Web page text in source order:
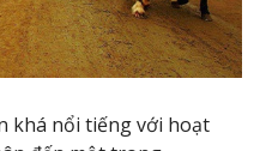
khá nổi tiếng với hoạt